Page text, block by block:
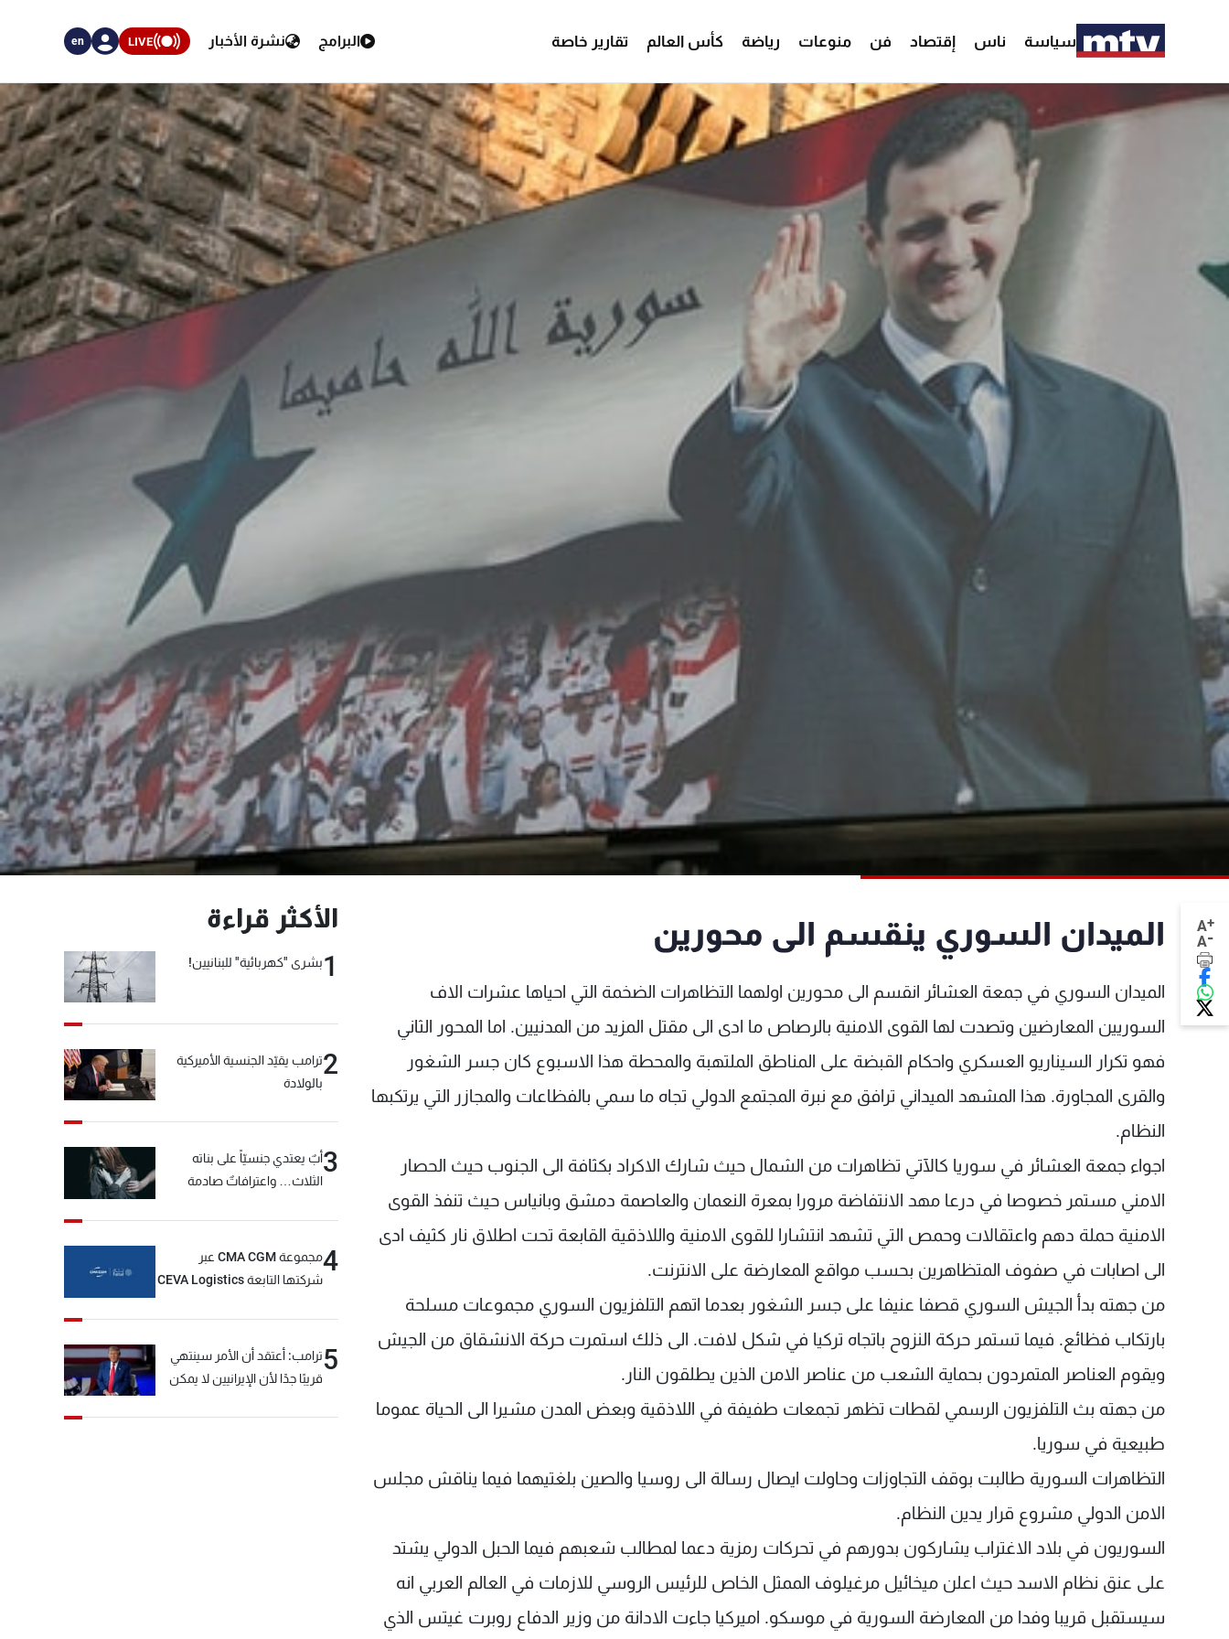
سياسة ناس إقتصاد فن منوعات رياضة كأس العالم تقارير خاصة البرامج نشرة الأخبار LIVE
en
A+
A- الميدان السوري ينقسم الى محورين
الميدان السوري في جمعة العشائر انقسم الى محورين اولهما التظاهرات الضخمة التي احياها عشرات الاف
السوريين المعارضين وتصدت لها القوى الامنية بالرصاص ما ادى الى مقتل المزيد من المدنيين. اما المحور الثاني
فهو تكرار السيناريو العسكري واحكام القبضة على المناطق الملتهبة والمحطة هذا الاسبوع كان جسر الشغور
والقرى المجاورة. هذا المشهد الميداني ترافق مع نبرة المجتمع الدولي تجاه ما سمي بالفظاعات والمجازر التي يرتكبها
النظام.
اجواء جمعة العشائر في سوريا كالآتي تظاهرات من الشمال حيث شارك الاكراد بكثافة الى الجنوب حيث الحصار
الامني مستمر خصوصا في درعا مهد الانتفاضة مرورا بمعرة النعمان والعاصمة دمشق وبانياس حيث تنفذ القوى
الامنية حملة دهم واعتقالات وحمص التي تشهد انتشارا للقوى الامنية واللاذقية القابعة تحت اطلاق نار كثيف ادى
الى اصابات في صفوف المتظاهرين بحسب مواقع المعارضة على الانترنت.
من جهته بدأ الجيش السوري قصفا عنيفا على جسر الشغور بعدما اتهم التلفزيون السوري مجموعات مسلحة
بارتكاب فظائع. فيما تستمر حركة النزوح باتجاه تركيا في شكل لافت. الى ذلك استمرت حركة الانشقاق من الجيش
ويقوم العناصر المتمردون بحماية الشعب من عناصر الامن الذين يطلقون النار.
من جهته بث التلفزيون الرسمي لقطات تظهر تجمعات طفيفة في اللاذقية وبعض المدن مشيرا الى الحياة عموما
طبيعية في سوريا.
التظاهرات السورية طالبت بوقف التجاوزات وحاولت ايصال رسالة الى روسيا والصين بلغتيهما فيما يناقش مجلس
الامن الدولي مشروع قرار يدين النظام.
السوريون في بلاد الاغتراب يشاركون بدورهم في تحركات رمزية دعما لمطالب شعبهم فيما الحبل الدولي يشتد
على عنق نظام الاسد حيث اعلن ميخائيل مرغيلوف الممثل الخاص للرئيس الروسي للازمات في العالم العربي انه
سيستقبل قريبا وفدا من المعارضة السورية في موسكو. اميركيا جاءت الادانة من وزير الدفاع روبرت غيتس الذي
الأكثر قراءة
1بشرى "كهربائية" للبنانيين!
2ترامب يقيّد الجنسية الأميركية
بالولادة
3أبٌ يعتدي جنسيّاً على بناته
الثلاث… واعترافاتٌ صادمة
4
مجموعة CMA CGM عبر
شركتها التابعة CEVA Logistics
5ترامب: أعتقد أن الأمر سينتهي
قريبًا جدًا لأن الإيرانيين لا يمكن